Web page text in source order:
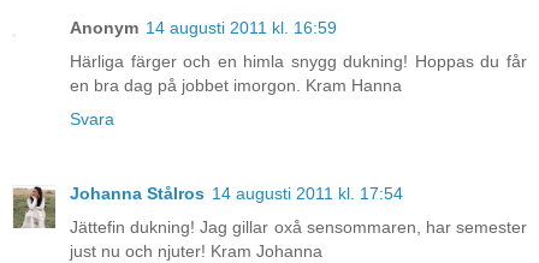
Anonym 14 augusti 2011 kl. 16:59
Härliga färger och en himla snygg dukning! Hoppas du får
en bra dag på jobbet imorgon. Kram Hanna
Svara
Johanna Stålros 14 augusti 2011 kl. 17:54
Jättefin dukning! Jag gillar oxå sensommaren, har semester
just nu och njuter! Kram Johanna